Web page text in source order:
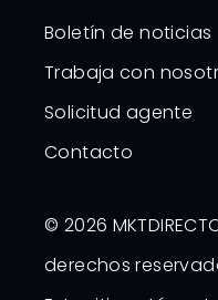
Boletín de noticias
Trabaja con
Solicitud agente
Contacto
© 2026
derechos